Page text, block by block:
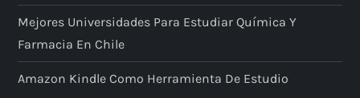
a
d
Mejores Universidades Para Estudiar Química Y
Farmacia En Chile
Amazon Kindle Como Herramienta De Estudio